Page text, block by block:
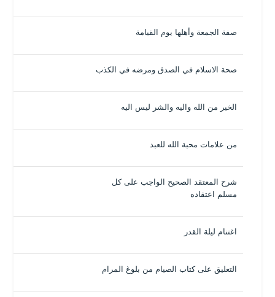
صفة الجمعة وأهلها يوم القيامة
صحة الاسلام في الصدق ومرضه في الكذب
الخير من الله واليه والشر ليس اليه
من علامات محبة الله للعبد
شرح المعتقد الصحيح الواجب على كل
مسلم اعتقاده
اغتنام ليلة القدر
التعليق على كتاب الصيام من بلوغ المرام